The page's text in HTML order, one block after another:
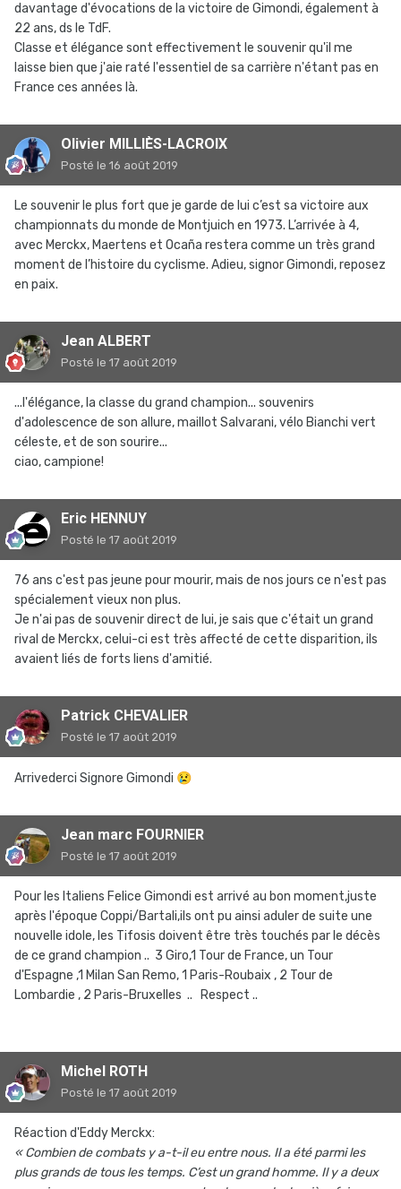
davantage d'évocations de la victoire de Gimondi, également à
22 ans, ds le TdF.
Classe et élégance sont effectivement le souvenir qu'il me
laisse bien que j'aie raté l'essentiel de sa carrière n'étant pas en
France ces années là.
Olivier MILLIÈS-LACROIX
Posté le 16 août 2019
Le souvenir le plus fort que je garde de lui c’est sa victoire aux
championnats du monde de Montjuich en 1973. L’arrivée à 4,
avec Merckx, Maertens et Ocaña restera comme un très grand
moment de l’histoire du cyclisme. Adieu, signor Gimondi, reposez
en paix.
Jean ALBERT
Posté le 17 août 2019
...l'élégance, la classe du grand champion... souvenirs
d'adolescence de son allure, maillot Salvarani, vélo Bianchi vert
céleste, et de son sourire...
ciao, campione!
Eric HENNUY
Posté le 17 août 2019
76 ans c'est pas jeune pour mourir, mais de nos jours ce n'est pas
spécialement vieux non plus.
Je n'ai pas de souvenir direct de lui, je sais que c'était un grand
rival de Merckx, celui-ci est très affecté de cette disparition, ils
avaient liés de forts liens d'amitié.
Patrick CHEVALIER
Posté le 17 août 2019
Arrivederci Signore Gimondi 😢
Jean marc FOURNIER
Posté le 17 août 2019
Pour les Italiens Felice Gimondi est arrivé au bon moment,juste
après l'époque Coppi/Bartali,ils ont pu ainsi aduler de suite une
nouvelle idole, les Tifosis doivent être très touchés par le décès
de ce grand champion .. 3 Giro,1 Tour de France, un Tour
d'Espagne ,1 Milan San Remo, 1 Paris-Roubaix , 2 Tour de
Lombardie , 2 Paris-Bruxelles .. Respect ..
Michel ROTH
Posté le 17 août 2019
Réaction d'Eddy Merckx:
« Combien de combats y a-t-il eu entre nous. Il a été parmi les
plus grands de tous les temps. C’est un grand homme. Il y a deux